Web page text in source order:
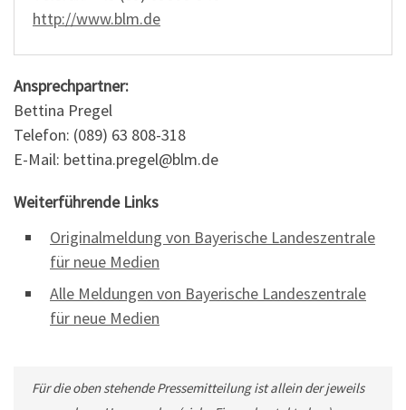
http://www.blm.de
Ansprechpartner:
Bettina Pregel
Telefon: (089) 63 808-318
E-Mail: bettina.pregel@blm.de
Weiterführende Links
Originalmeldung von Bayerische Landeszentrale
für neue Medien
Alle Meldungen von Bayerische Landeszentrale
für neue Medien
Für die oben stehende Pressemitteilung ist allein der jeweils